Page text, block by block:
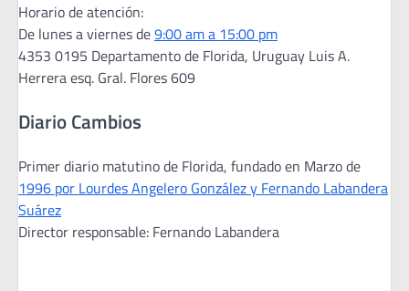
Horario de atención:
De lunes a viernes de9:00 am a 15:00 pm
4353 0195 Departamento de Florida, Uruguay Luis A.
Herrera esq. Gral. Flores 609
Diario Cambios
Primer diario matutino de Florida, fundado en Marzo de
1996 por Lourdes Angelero González y Fernando Labandera
Suárez
Director responsable: Fernando Labandera